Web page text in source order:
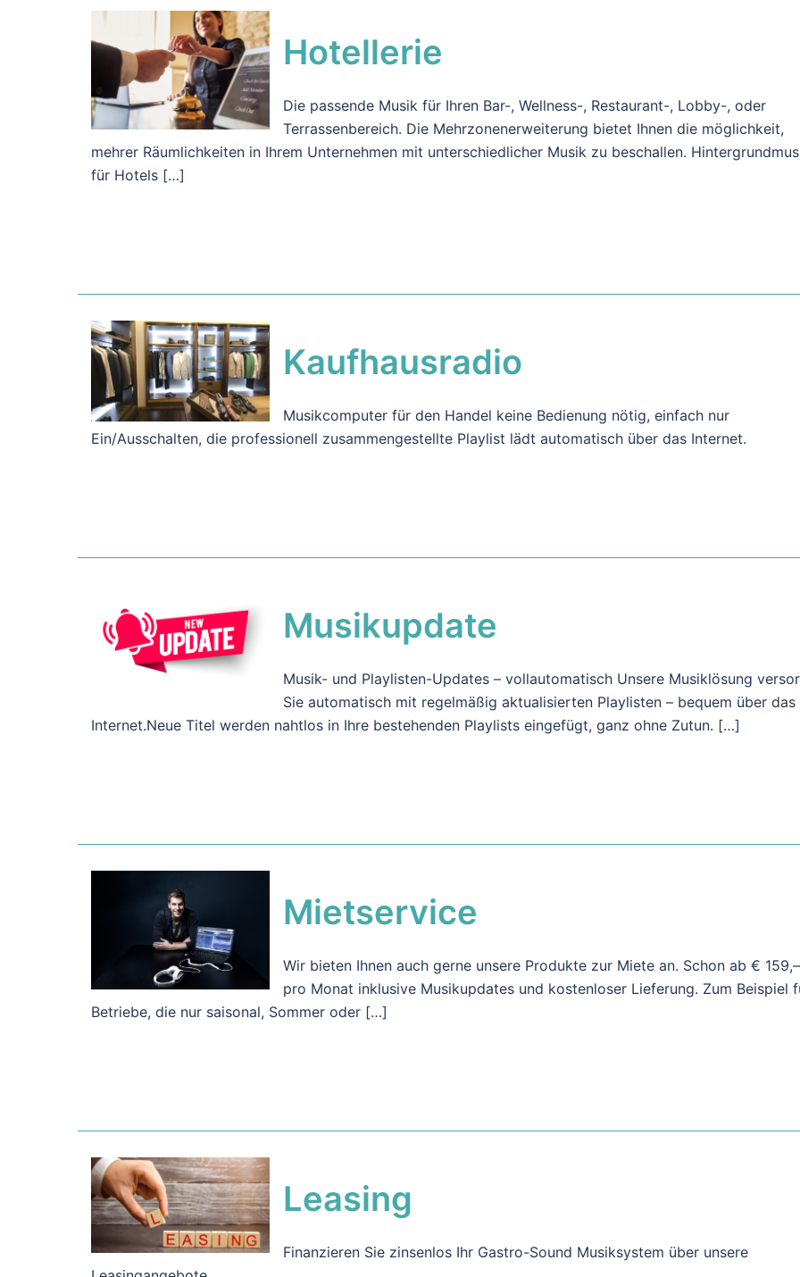
Hotellerie
Die passende Musik für Ihren Bar-, Wellness-, Restaurant-, Lobby-, oder
Terrassenbereich. Die Mehrzonenerweiterung bietet Ihnen die möglichkeit,
mehrer Räumlichkeiten in Ihrem Unternehmen mit unterschiedlicher Musik zu beschallen.
für Hotels […]
Kaufhausradio
Musikcomputer für den Handel keine Bedienung nötig, einfach nur
Ein/Ausschalten, die professionell zusammengestellte Playlist lädt automatisch über das Internet.
Musikupdate
Musik- und Playlisten-Updates – vollautomatisch Unsere Musiklösung
Sie automatisch mit regelmäßig aktualisierten Playlisten – bequem über das
Internet.Neue Titel werden nahtlos in Ihre bestehenden Playlists eingefügt, ganz ohne Zutun. […]
Mietservice
Wir bieten Ihnen auch gerne unsere Produkte zur Miete an. Schon ab € 159,–
pro Monat inklusive Musikupdates und kostenloser Lieferung. Zum Beispiel
Betriebe, die nur saisonal, Sommer oder […]
Leasing
Finanzieren Sie zinsenlos Ihr Gastro-Sound Musiksystem über unsere